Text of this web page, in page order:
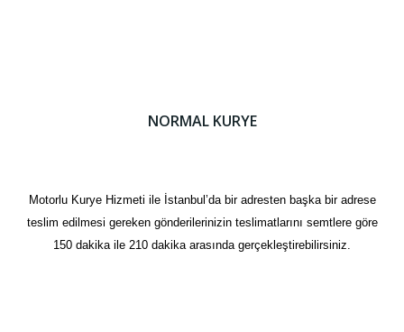
NORMAL KURYE
Motorlu Kurye Hizmeti ile İstanbul’da bir adresten başka bir adrese
teslim edilmesi gereken gönderilerinizin teslimatlarını semtlere göre
150 dakika ile 210 dakika arasında gerçekleştirebilirsiniz.